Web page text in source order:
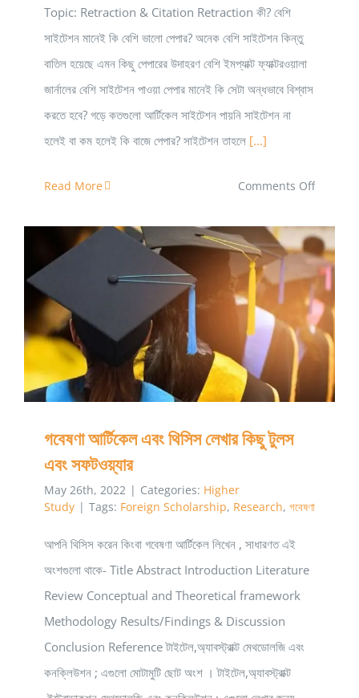
Topic: Retraction & Citation Retraction কী? বেশি
সাইটেশন মানেই কি বেশি ভালো পেপার? অনেক বেশি সাইটেশন কিন্তু
বাতিল হয়েছে এমন কিছু পেপারের উদাহরণ বেশি ইমপ্যাক্ট ফ্যাক্টরওয়ালা
জার্নালের বেশি সাইটেশন পাওয়া পেপার মানেই কি সেটা অন্ধভাবে বিশ্বাস
করতে হবে? গড়ে কতগুলো আর্টিকেল সাইটেশন পায়নি সাইটেশন না
হলেই বা কম হলেই কি বাজে পেপার? সাইটেশন তাহলে [...]
Read More Comments Offon
ফিল্ডে
বহুল
ব্যবহৃত
শব্দগুলোর
পরিচয়
Part:
গবেষণা আর্টিকেল এবং থিসিস লেখার কিছু টুলস এবং সফটওয়্যার
গবেষণা আর্টিকেল এবং থিসিস লেখার কিছু টুলস
এবং সফটওয়্যার
May 26th, 2022 | Categories: Higher
Study | Tags: Foreign Scholarship, Research, গবেষণা
আপনি থিসিস করেন কিংবা গবেষণা আর্টিকেল লিখেন , সাধারণত এই
অংশগুলো থাকে- Title Abstract Introduction Literature
Review Conceptual and Theoretical framework
Methodology Results/Findings & Discussion
Conclusion Reference টাইটেল,অ্যাবস্ট্রাক্ট মেথডোলজি এবং
কনক্লিউশন ; এগুলো মোটামুটি ছোট অংশ । টাইটেল,অ্যাবস্ট্রাক্ট